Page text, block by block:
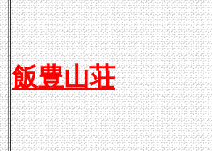
飯豊山荘